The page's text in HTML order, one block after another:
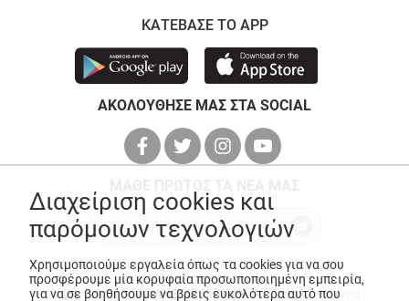
ΚΑΤΕΒΑΣΕ ΤΟ APP
ΑΚΟΛΟΥΘΗΣΕ ΜΑΣ ΣΤΑ SOCIAL
© Copyright 2026ANEDIK Kritikos. All Rights Reserved
Διαχείριση cookies και
παρόμοιων τεχνολογιών
Χρησιμοποιούμε εργαλεία όπως τα cookies για να σου
προσφέρουμε μία κορυφαία προσωποποιημένη εμπειρία,
για να σε βοηθήσουμε να βρεις ευκολότερα αυτό που